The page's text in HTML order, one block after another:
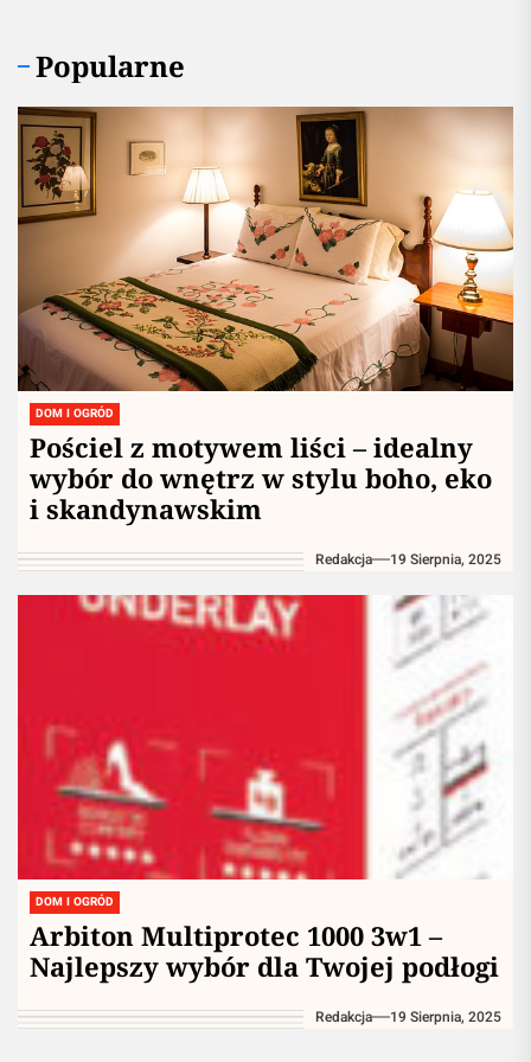
Popularne
DOM I OGRÓD
Pościel z motywem liści – idealny
wybór do wnętrz w stylu boho, eko
i skandynawskim
Redakcja 19 Sierpnia, 2025
DOM I OGRÓD
Arbiton Multiprotec 1000 3w1 –
Najlepszy wybór dla Twojej podłogi
Redakcja 19 Sierpnia, 2025